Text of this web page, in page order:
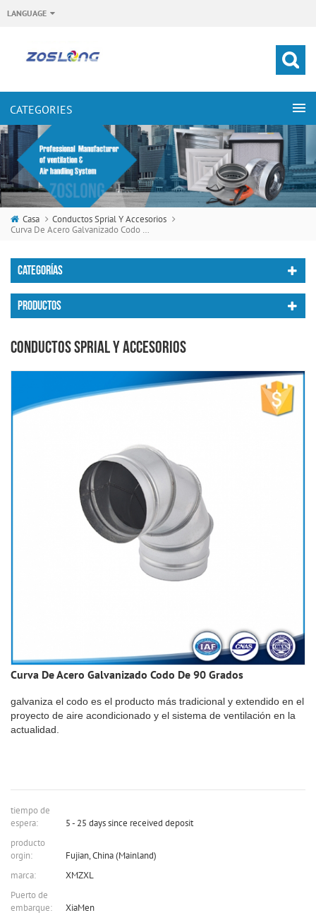
LANGUAGE
Casa
Conductos Sprial Y Accesorios
Curva De Acero Galvanizado Codo De 90 Grados
CATEGORÍAS
PRODUCTOS
CONDUCTOS SPRIAL Y ACCESORIOS
Curva De Acero Galvanizado Codo De 90 Grados
galvaniza el codo es el producto más tradicional y extendido en el
proyecto de aire acondicionado y el sistema de ventilación en la
actualidad.
tiempo de
espera:
5 - 25 days since received deposit
producto
orgin:
Fujian, China (Mainland)
marca:
XMZXL
Puerto de
embarque:
XiaMen